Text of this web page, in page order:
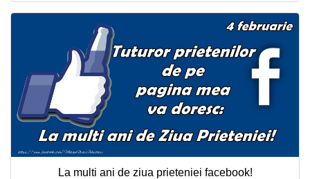
La multi ani de ziua prieteniei facebook!